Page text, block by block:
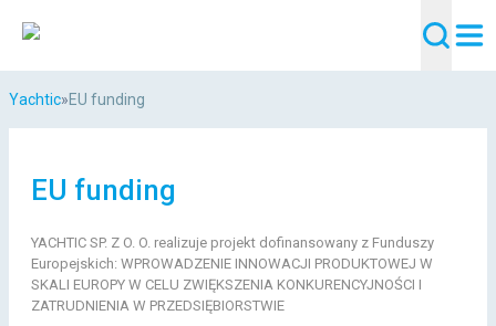
Yachtic»EU funding
EU funding
YACHTIC SP. Z O. O. realizuje projekt dofinansowany z Funduszy
Europejskich: WPROWADZENIE INNOWACJI PRODUKTOWEJ W
SKALI EUROPY W CELU ZWIĘKSZENIA KONKURENCYJNOŚCI I
ZATRUDNIENIA W PRZEDSIĘBIORSTWIE